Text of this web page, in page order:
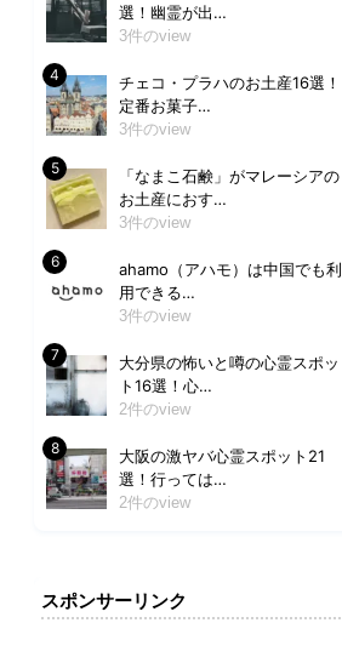
選！幽霊が出…
3件のview
チェコ・プラハのお土産16選！
定番お菓子…
3件のview
「なまこ石鹸」がマレーシアの
お土産におす…
3件のview
ahamo（アハモ）は中国でも利
用できる…
3件のview
大分県の怖いと噂の心霊スポッ
ト16選！心…
2件のview
大阪の激ヤバ心霊スポット21
選！行っては…
2件のview
スポンサーリンク